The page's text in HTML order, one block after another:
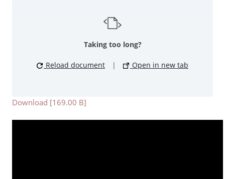
Taking too long?
Reload document | Open in new tab
Download [169.00 B]